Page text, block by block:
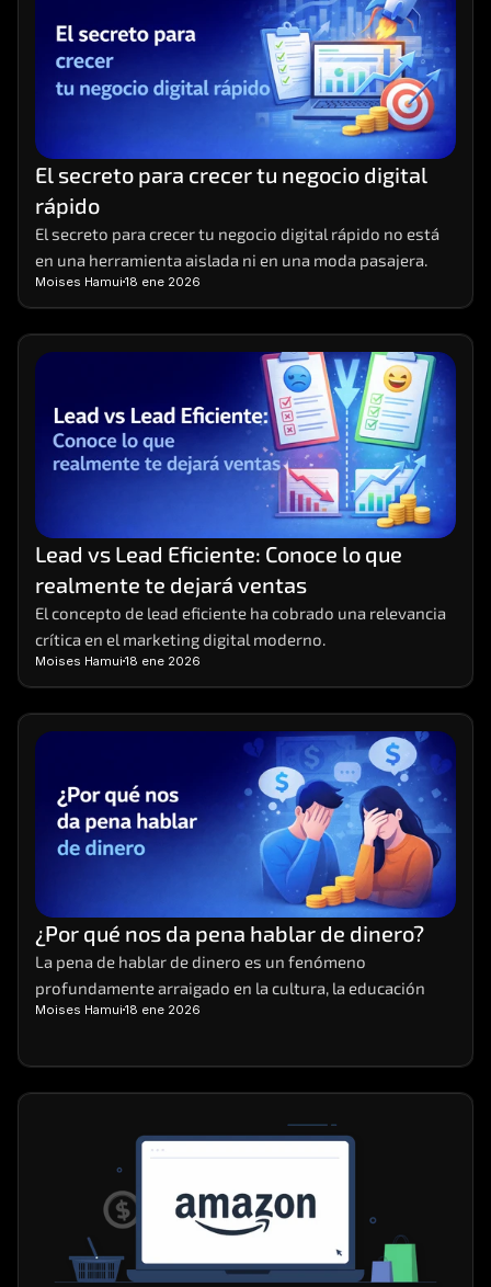
El secreto para crecer tu negocio digital
rápido
El secreto para crecer tu negocio digital rápido no está
en una herramienta aislada ni en una moda pasajera.
Moises Hamui 18 ene 2026
Lead vs Lead Eficiente: Conoce lo que
realmente te dejará ventas
El concepto de lead eficiente ha cobrado una relevancia
crítica en el marketing digital moderno.
Moises Hamui 18 ene 2026
¿Por qué nos da pena hablar de dinero?
La pena de hablar de dinero es un fenómeno
profundamente arraigado en la cultura, la educación
Moises Hamui 18 ene 2026